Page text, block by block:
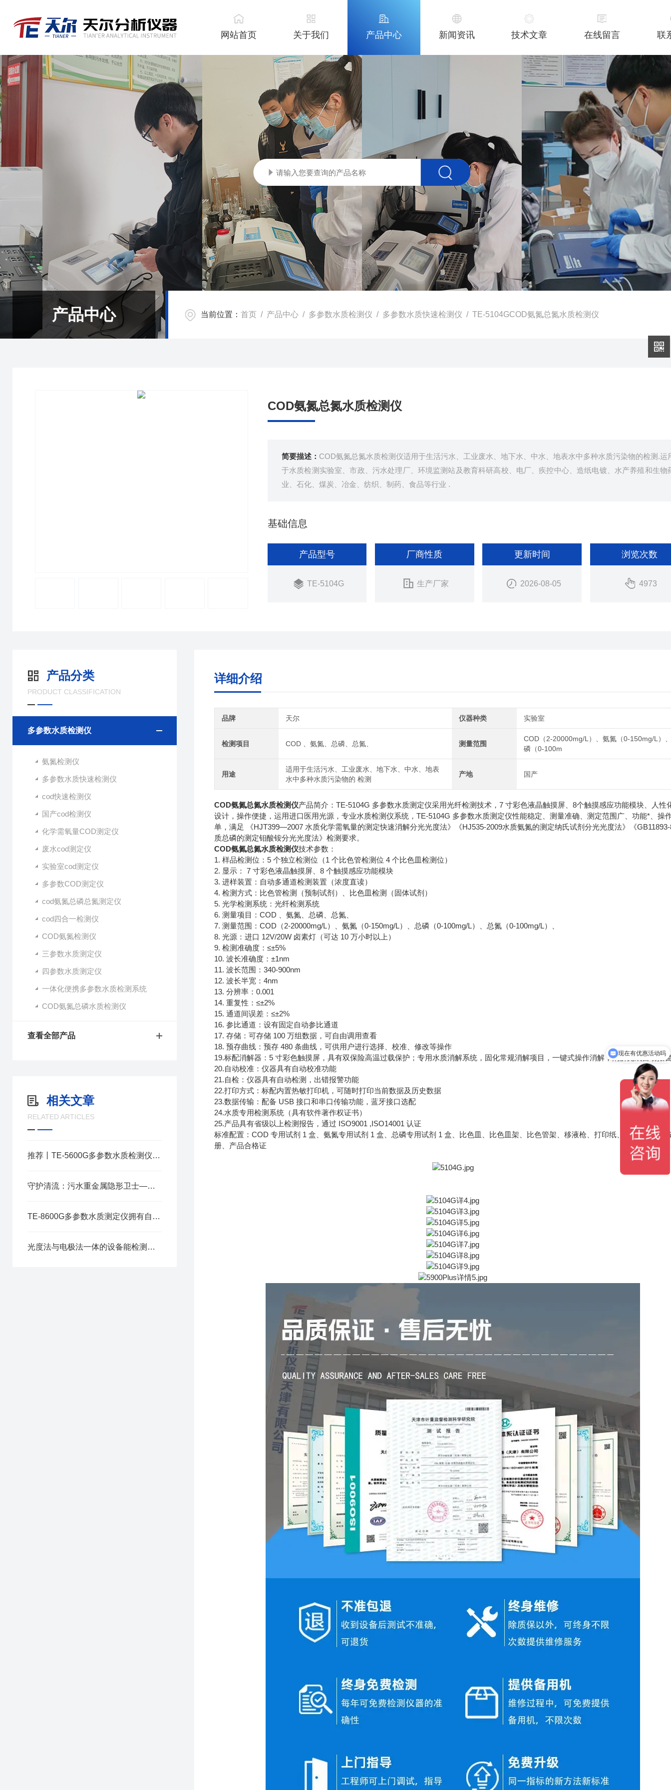
网站首页 关于我们 产品中心 新闻资讯 技术文章 在线留言 联
产品中心 当前位置： 首页 / 产品中心 / 多参数水质检测仪 / 多参数水质快速检测仪 / TE-5104GCOD氨氮总氮水质检测仪
COD氨氮总氮水质检测仪
简要描述： COD氨氮总氮水质检测仪适用于生活污水、工业废水、地下水、中水、地表水中多种水质污染物的检测.运
于水质检测实验室、市政、污水处理厂、环境监测站及教育科研高校、电厂、疾控中心、造纸电镀、水产养殖和生物
业、石化、煤炭、冶金、纺织、制药、食品等行业 .
基础信息
产品型号
TE-5104G
厂商性质
生产厂家
更新时间
2026-08-05
浏览次数
4973
产品分类
PRODUCT CLASSIFICATION
多参数水质检测仪
氨氮检测仪
多参数水质快速检测仪
cod快速检测仪
国产cod检测仪
化学需氧量COD测定仪
废水cod测定仪
实验室cod测定仪
多参数COD测定仪
cod氨氮总磷总氮测定仪
cod四合一检测仪
COD氨氮检测仪
三参数水质测定仪
四参数水质测定仪
一体化便携多参数水质检测系统
COD氨氮总磷水质检测仪
查看全部产品
相关文章
RELATED ARTICLES
推荐丨TE-5600G多参数水质检测仪在环保领域的应用
守护清流：污水重金属隐形卫士——智能水质重金属测定仪的准确使命
TE-8600G多参数水质测定仪拥有自动多通道检测装置
光度法与电极法一体的设备能检测的参数有哪些
详细介绍
品牌 天尔 仪器种类 实验室
检测项目 COD 、氨氮、总磷、总氮、 测量范围
COD（2-20000mg/L）、氨氮（0-150mg/L）
磷（0-100m
用途
适用于生活污水、工业废水、地下水、中水、地表
水中多种水质污染物的 检测
产地 国产
COD氨氮总氮水质检测仪产品简介：TE-5104G 多参数水质测定仪采用光纤检测技术，7 寸彩色液晶触摸屏、8个触摸感应功能模块、人性
设计，操作便捷，运用进口医用光源，专业水质检测仪系统，TE-5104G 多参数水质测定仪性能稳定、测量准确、测定范围广、功能*、操
单，满足 《HJT399—2007 水质化学需氧量的测定快速消解分光光度法》《HJ535-2009水质氨氮的测定纳氏试剂分光光度法》《
质总磷的测定钼酸铵分光光度法》检测要求。
COD氨氮总氮水质检测仪技术参数：
1. 样品检测位：5 个独立检测位（1 个比色管检测位 4 个比色皿检测位）
2. 显示： 7 寸彩色液晶触摸屏、8 个触摸感应功能模块
3. 进样装置：自动多通道检测装置（浓度直读）
4. 检测方式：比色管检测（预制试剂）、比色皿检测（固体试剂）
5. 光学检测系统：光纤检测系统
6. 测量项目：COD 、氨氮、总磷、总氮、
7. 测量范围：COD（2-20000mg/L）、氨氮（0-150mg/L）、总磷（0-100mg/L）、总氮（0-100mg/L）、
8. 光源：进口 12V/20W 卤素灯（可达 10 万小时以上）
9. 检测准确度：≤±5%
10. 波长准确度：±1nm
11. 波长范围：340-900nm
12. 波长半宽：4nm
13. 分辨率：0.001
14. 重复性：≤±2%
15. 通道间误差：≤±2%
16. 参比通道：设有固定自动参比通道
17. 存储：可存储 100 万组数据，可自由调用查看
18. 预存曲线：预存 480 条曲线，可供用户进行选择、校准、修改等操作
19.标配消解器：5 寸彩色触摸屏，具有双保险高温过载保护；专用水质消解系统，固化常规消解项目，一键式操作消解，消解完成自动报
20.自动校准：仪器具有自动校准功能
21.自检：仪器具有自动检测，出错报警功能
22.打印方式：标配内置热敏打印机，可随时打印当前数据及历史数据
23.数据传输：配备 USB 接口和串口传输功能，蓝牙接口选配
24.水质专用检测系统（具有软件著作权证书）
25.产品具有省级以上检测报告，通过 ISO9001 ,ISO14001 认证
标准配置：COD 专用试剂 1 盒、氨氮专用试剂 1 盒、总磷专用试剂 1 盒、比色皿、比色皿架、比色管架、移液枪、打印纸、反应管、使用
册、产品合格证
可以检测哪些指标